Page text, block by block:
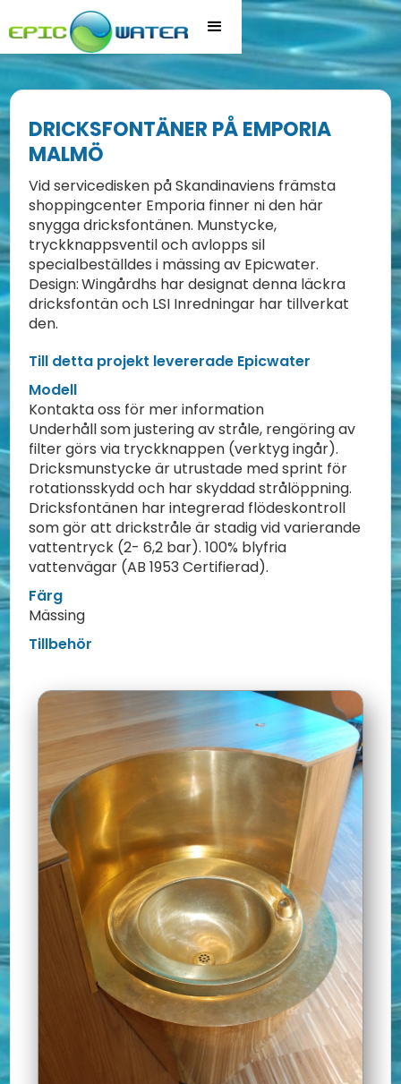
DRICKSFONTÄNER PÅ EMPORIA
MALMÖ
Vid servicedisken på Skandinaviens främsta
shoppingcenter Emporia finner ni den här
snygga dricksfontänen. Munstycke,
tryckknappsventil och avlopps sil
specialbeställdes i mässing av Epicwater.
Design:Wingårdhs har designat denna läckra
dricksfontän och LSI Inredningar har tillverkat
den.
Till detta projekt levererade Epicwater
Modell
Kontakta oss för mer information
Underhåll som justering av stråle, rengöring av
filter görs via tryckknappen (verktyg ingår).
Dricksmunstycke är utrustade med sprint för
rotationsskydd och har skyddad strålöppning.
Dricksfontänen har integrerad flödeskontroll
som gör att drickstråle är stadig vid varierande
vattentryck (2- 6,2 bar). 100% blyfria
vattenvägar (AB 1953 Certifierad).
Färg
Mässing
Tillbehör